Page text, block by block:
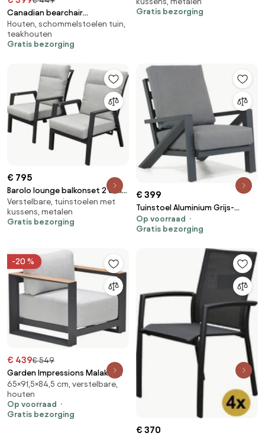
Canadian bearchair
schommelstoel teak
Houten, schommelstoelen tuin,
teakhouten
Gratis bezorging
aluminium
Gratis bezorging
€ 795
Barolo lounge balkonset 2 delig
verstelbaar antraciet
aluminium
Verstelbare, tuinstoelen met
kussens, metalen
Gratis bezorging
€ 399
Tuinstoel Aluminium Grijs-
antraciet Santika Cinta
Op voorraad
Gratis bezorging
-20 %
€ 439€ 549
Garden Impressions Malakka
loungestoel - light teak look
65×91,5×84,5 cm, verstelbare,
houten
Op voorraad
Gratis bezorging
€ 370